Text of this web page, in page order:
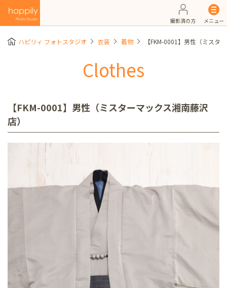
撮影済の方 メニュー
ハピリィ フォトスタジオ 衣装 着物 【FKM-0001】男性（ミスタ
Clothes
【FKM-0001】男性（ミスターマックス湘南藤沢
店）